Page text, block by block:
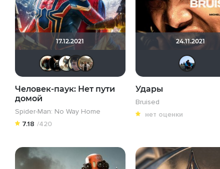
17.12.2021
Haotik Askhab Abutalipov
Vladimir Samsonov
Человек-паук: Нет пути
домой
Spider-Man: No Way Home
7.18 /420
24.11.2021
Удары
Bruised
нет оценки